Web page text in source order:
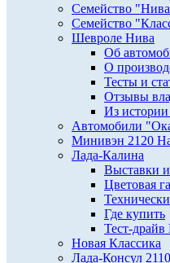
Семейство
Семейство
Шевроле Нива
Об
О
Тесты и
Отзывы
Из истории
Автомобили
Минивэн 2120
Лада-Калина
Выставки
Цветовая
Где купить
Тест-
Новая Классика
Лада-Консул